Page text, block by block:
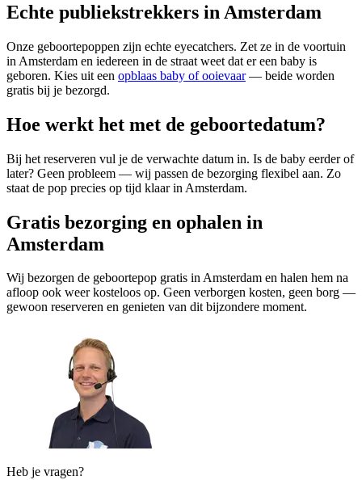
Echte publiekstrekkers in Amsterdam
Onze geboortepoppen zijn echte eyecatchers. Zet ze in de voortuin
in Amsterdam en iedereen in de straat weet dat er een baby is
geboren. Kies uit een opblaas baby of ooievaar— beide worden
gratis bij je bezorgd.
Hoe werkt het met de geboortedatum?
Bij het reserveren vul je de verwachte datum in. Is de baby eerder of
later? Geen probleem — wij passen de bezorging flexibel aan. Zo
staat de pop precies op tijd klaar in Amsterdam.
Gratis bezorging en ophalen in
Amsterdam
Wij bezorgen de geboortepop gratis in Amsterdam en halen hem na
afloop ook weer kosteloos op. Geen verborgen kosten, geen borg —
gewoon reserveren en genieten van dit bijzondere moment.
Heb je vragen?